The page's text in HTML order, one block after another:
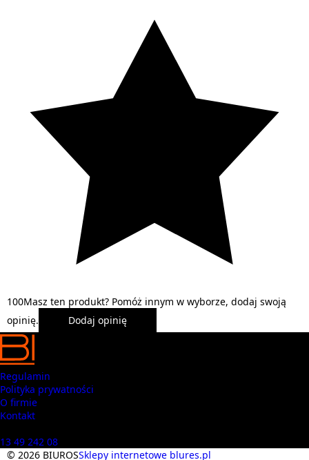
100Masz ten produkt? Pomóż innym w wyborze, dodaj swoją
opinię.
Dodaj opinię
Regulamin
Polityka prywatności
O firmie
Kontakt
13 49 242 08
© 2026 BIUROSSklepy internetowe blures.pl